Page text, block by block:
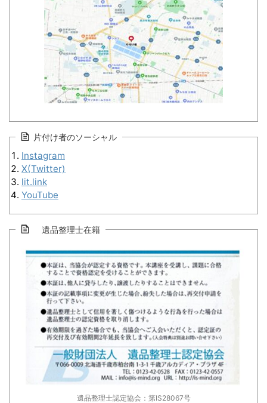
片付け者のソーシャル
Instagram
X(Twitter)
lit.link
YouTube
遺品整理士在籍
遺品整理士認定協会：第IS28067号